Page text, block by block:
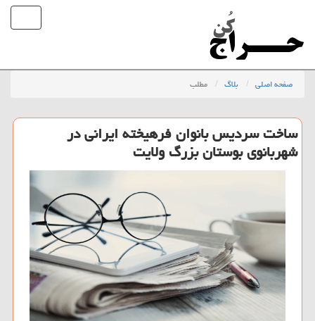
صفحه اصلی بلاگ مطلب
ساخت سردیس بانوان فرهیخته ایرانی در
شهربانوی بوستان بزرگ ولایت